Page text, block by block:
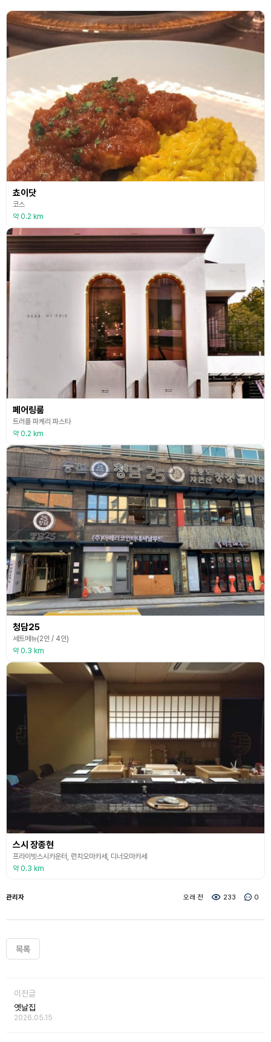
쵸이닷
코스
약 0.2 km
페어링룸
트러플 파케리 파스타
약 0.2 km
청담25
세트메뉴(2인 / 4인)
약 0.3 km
스시 장종현
프라이빗스시카운터, 런치오마카세, 디너오마카세
약 0.3 km
관리자 오래 전 233 0
목록
이전글
옛날집
2026.05.15